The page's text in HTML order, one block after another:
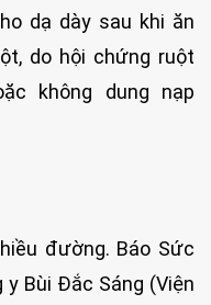
dạ dày sau khi ăn
do hội chứng ruột
không dung nạp
đường. Báo Sức
Bùi Đắc Sáng (Viện